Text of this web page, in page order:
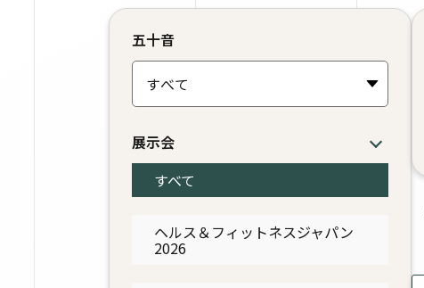
五十音
展示会
すべて
ヘルス＆フィットネスジャパン
2026